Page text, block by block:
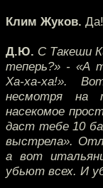
Клим Жуков. Да!
Д.Ю. С Такеши
теперь?» - «А
Ха-ха-ха!».
несмотря на
насекомое
даст тебе 10
выстрела».
а вот
убьют всех. И